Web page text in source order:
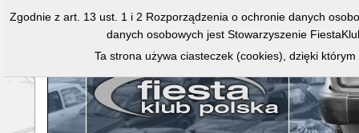
Zgodnie z art. 13 ust. 1 i 2 Rozporządzenia o ochronie danych
danych osobowych jest Stowarzyszenie
Ta strona używa ciasteczek (cookies), dzięki